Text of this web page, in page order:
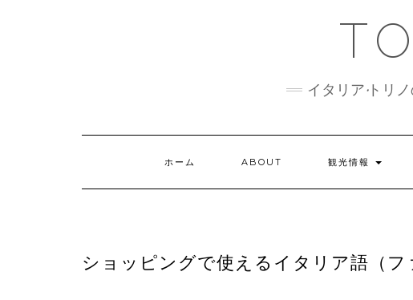
イタリア•トリ
ホーム ABOUT 観光情報
ショッピングで使えるイタリア語（フ